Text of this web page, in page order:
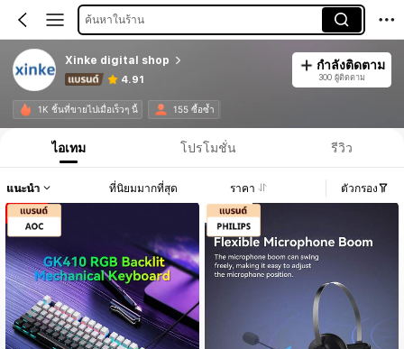
ค้นหาในร้าน
Xinke digital shop
4.91
กำลังติดตาม
300 ผู้ติดตาม
1K ชิ้นที่ขายไปเมื่อเร็วๆ นี้ 155 ซื้อซ้ำ
ไอเทม โปรโมชั่น รีวิว
แนะนำ ที่นิยมมากที่สุด ราคา ตัวกรอง